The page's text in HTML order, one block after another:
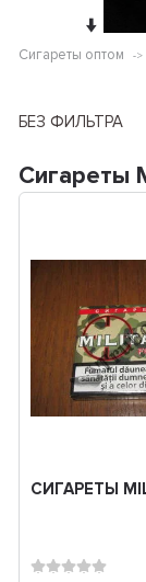
↓
Сигареты оптом
БЕЗ ФИЛЬТРА
Сигареты
СИГАРЕТЫ